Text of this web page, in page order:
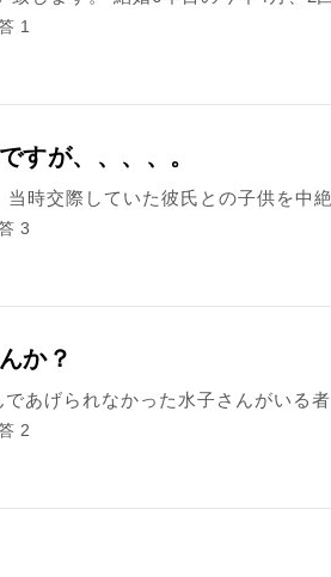
1
すが、、、、。
3
か？
2